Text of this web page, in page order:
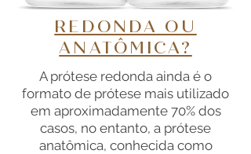
REDONDA OU
ANATÔMICA?
A prótese redonda ainda é o
formato de prótese mais utilizado
em aproximadamente 70% dos
casos, no entanto, a prótese
anatômica, conhecida como